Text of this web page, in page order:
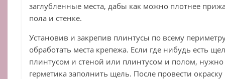
заглубленные места, дабы как можно плотнее
пола и стенке.
Установив и закрепив плинтусы по всему
обработать места крепежа. Если где нибудь есть
плинтусом и стеной или плинтусом и полом,
герметика заполнить щель. После провести